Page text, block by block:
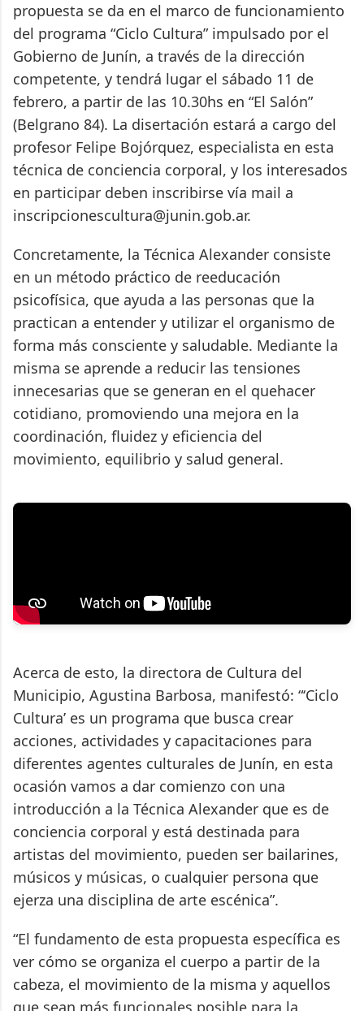
propuesta se da en el marco de funcionamiento
del programa “Ciclo Cultura” impulsado por el
Gobierno de Junín, a través de la dirección
competente, y tendrá lugar el sábado 11 de
febrero, a partir de las 10.30hs en “El Salón”
(Belgrano 84). La disertación estará a cargo del
profesor Felipe Bojórquez, especialista en esta
técnica de conciencia corporal, y los interesados
en participar deben inscribirse vía mail a
inscripcionescultura@junin.gob.ar.
Concretamente, la Técnica Alexander consiste
en un método práctico de reeducación
psicofísica, que ayuda a las personas que la
practican a entender y utilizar el organismo de
forma más consciente y saludable. Mediante la
misma se aprende a reducir las tensiones
innecesarias que se generan en el quehacer
cotidiano, promoviendo una mejora en la
coordinación, fluidez y eficiencia del
movimiento, equilibrio y salud general.
Acerca de esto, la directora de Cultura del
Municipio, Agustina Barbosa, manifestó: “‘Ciclo
Cultura’ es un programa que busca crear
acciones, actividades y capacitaciones para
diferentes agentes culturales de Junín, en esta
ocasión vamos a dar comienzo con una
introducción a la Técnica Alexander que es de
conciencia corporal y está destinada para
artistas del movimiento, pueden ser bailarines,
músicos y músicas, o cualquier persona que
ejerza una disciplina de arte escénica”.
“El fundamento de esta propuesta específica es
ver cómo se organiza el cuerpo a partir de la
cabeza, el movimiento de la misma y aquellos